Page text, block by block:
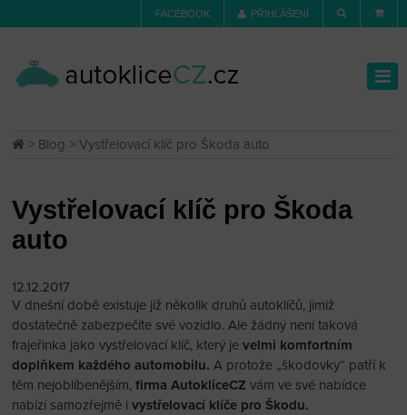
FACEBOOK PŘIHLÁŠENÍ
> Blog > Vystřelovací klíč pro Škoda auto
Vystřelovací klíč pro Škoda
auto
12.12.2017
V dnešní době existuje již několik druhů autoklíčů, jimiž
dostatečně zabezpečíte své vozidlo. Ale žádný není taková
frajeřinka jako vystřelovací klíč, který jevelmi komfortním
doplňkem každého automobilu. A protože „škodovky“ patří k
těm nejoblíbenějším,firma AutokliceCZ vám ve své nabídce
nabízí samozřejmě ivystřelovací klíče pro Škodu.